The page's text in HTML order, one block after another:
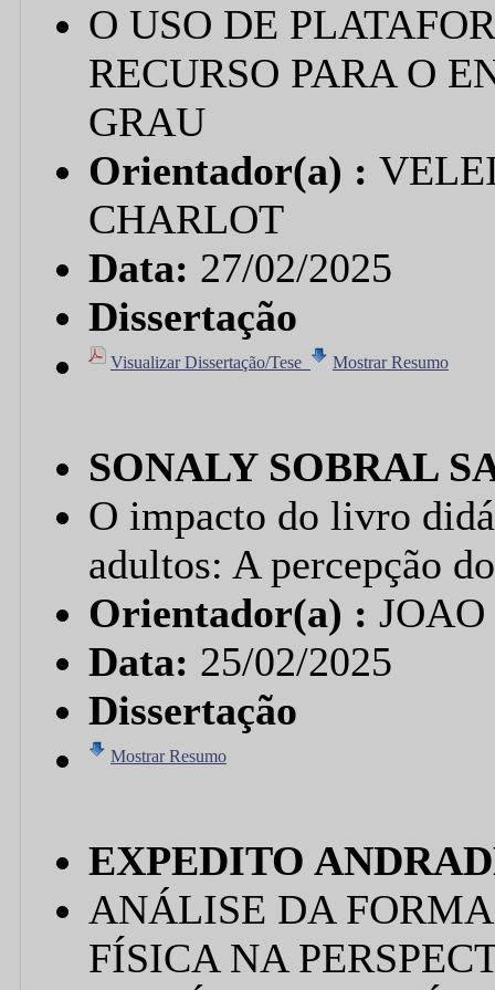
O USO DE
RECURSO PARA O
GRAU
Orientador(a) :
CHARLOT
Data: 27/02/2025
Dissertação
Visualizar Dissertação/Tese Mostrar Resumo
SONALY SOBRAL
O impacto do livro
adultos: A percepção
Orientador(a) :
Data: 25/02/2025
Dissertação
Mostrar Resumo
EXPEDITO
ANÁLISE DA
FÍSICA NA